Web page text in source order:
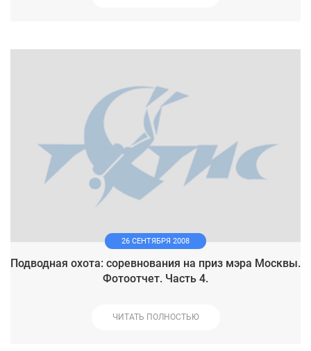
26 СЕНТЯБРЯ 2008
Подводная охота: соревнования на приз мэра Москвы.
Фотоотчет. Часть 4.
ЧИТАТЬ ПОЛНОСТЬЮ